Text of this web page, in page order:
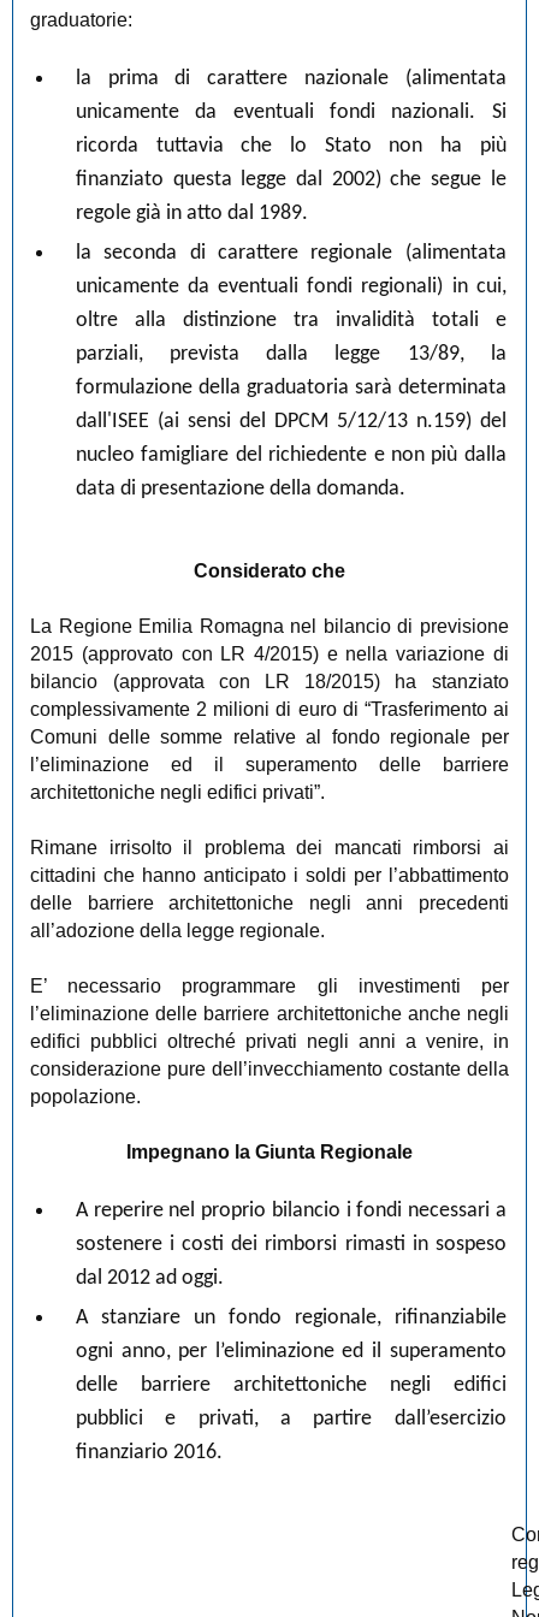
graduatorie:
la prima di carattere nazionale (alimentata
unicamente da eventuali fondi nazionali. Si
ricorda tuttavia che lo Stato non ha più
finanziato questa legge dal 2002) che segue le
regole già in atto dal 1989.
la seconda di carattere regionale (alimentata
unicamente da eventuali fondi regionali) in cui,
oltre alla distinzione tra invalidità totali e
parziali, prevista dalla legge 13/89, la
formulazione della graduatoria sarà determinata
dall'ISEE (ai sensi del DPCM 5/12/13 n.159) del
nucleo famigliare del richiedente e non più dalla
data di presentazione della domanda.
Considerato che
La Regione Emilia Romagna nel bilancio di previsione
2015 (approvato con LR 4/2015) e nella variazione di
bilancio (approvata con LR 18/2015) ha stanziato
complessivamente 2 milioni di euro di “Trasferimento ai
Comuni delle somme relative al fondo regionale per
l’eliminazione ed il superamento delle barriere
architettoniche negli edifici privati”.
Rimane irrisolto il problema dei mancati rimborsi ai
cittadini che hanno anticipato i soldi per l’abbattimento
delle barriere architettoniche negli anni precedenti
all’adozione della legge regionale.
E’ necessario programmare gli investimenti per
l’eliminazione delle barriere architettoniche anche negli
edifici pubblici oltreché privati negli anni a venire, in
considerazione pure dell’invecchiamento costante della
popolazione.
Impegnano la Giunta Regionale
A reperire nel proprio bilancio i fondi necessari a
sostenere i costi dei rimborsi rimasti in sospeso
dal 2012 ad oggi.
A stanziare un fondo regionale, rifinanziabile
ogni anno, per l’eliminazione ed il superamento
delle barriere architettoniche negli edifici
pubblici e privati, a partire dall’esercizio
finanziario 2016.